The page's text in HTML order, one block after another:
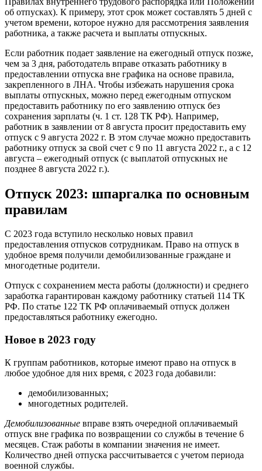
об отпусках). К примеру, этот срок может составлять 5 дней с
учетом времени, которое нужно для рассмотрения заявления
работника, а также расчета и выплаты отпускных.
Если работник подает заявление на ежегодный отпуск позже,
чем за 3 дня, работодатель вправе отказать работнику в
предоставлении отпуска вне графика на основе правила,
закрепленного в ЛНА. Чтобы избежать нарушения срока
выплаты отпускных, можно перед ежегодным отпуском
предоставить работнику по его заявлению отпуск без
сохранения зарплаты (ч. 1 ст. 128 ТК РФ). Например,
работник в заявлении от 8 августа просит предоставить ему
отпуск с 9 августа 2022 г. В этом случае можно предоставить
работнику отпуск за свой счет с 9 по 11 августа 2022 г., а с 12
августа – ежегодный отпуск (с выплатой отпускных не
позднее 8 августа 2022 г.).
Отпуск 2023: шпаргалка по основным
правилам
С 2023 года вступило несколько новых правил
предоставления отпусков сотрудникам. Право на отпуск в
удобное время получили демобилизованные граждане и
многодетные родители.
Отпуск с сохранением места работы (должности) и среднего
заработка гарантирован каждому работнику статьей 114 ТК
РФ. По статье 122 ТК РФ оплачиваемый отпуск должен
предоставляться работнику ежегодно.
Новое в 2023 году
К группам работников, которые имеют право на отпуск в
любое удобное для них время, с 2023 года добавили:
демобилизованных;
многодетных родителей.
Демобилизованные вправе взять очередной оплачиваемый
отпуск вне графика по возвращении со службы в течение 6
месяцев. Стаж работы в компании значения не имеет.
Количество дней отпуска рассчитывается с учетом периода
военной службы.